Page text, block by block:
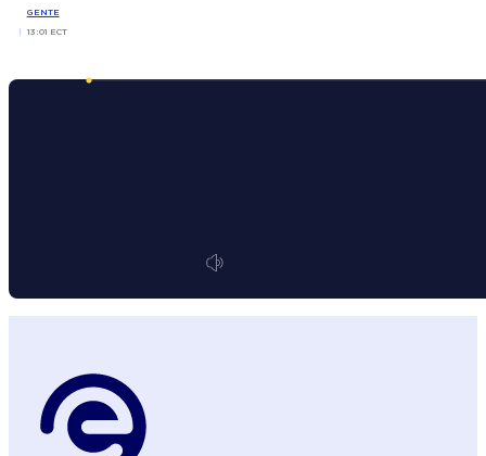
GENTE
13:01 ECT